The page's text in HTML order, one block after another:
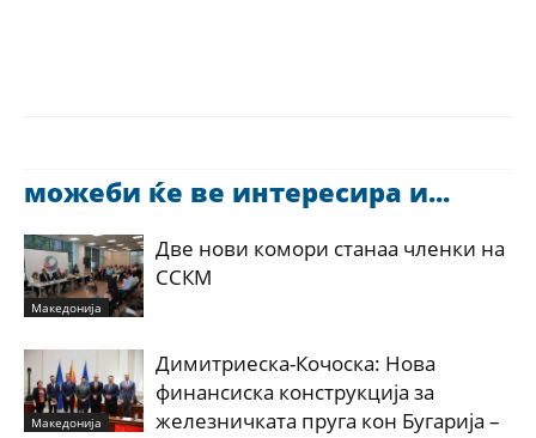
можеби ќе ве интересира и...
Македонија
Две нови комори станаа членки на
ССКМ
Македонија
Димитриеска-Кочоска: Нова
финансиска конструкција за
железничката пруга кон Бугарија –